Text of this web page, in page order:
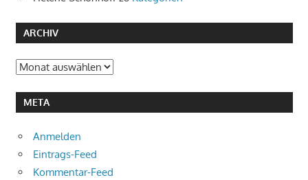
ARCHIV
Archiv
META
Anmelden
Eintrags-Feed
Kommentar-Feed